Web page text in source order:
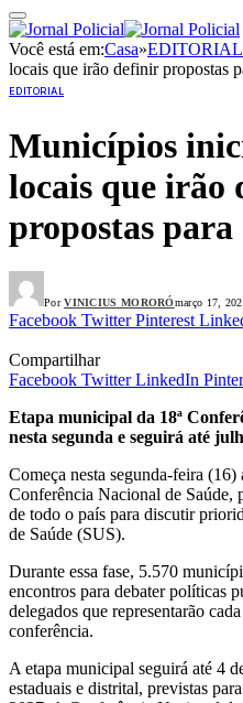
Você está em:Casa»EDITORIAL
locais que irão definir propostas
EDITORIAL
Municípios
locais que irão
propostas
Por VINICIUS MORORÓmarço 17,
Facebook Twitter Pinterest
Compartilhar
Facebook Twitter LinkedIn
Etapa municipal da 18ª
nesta segunda e seguirá até
Começa nesta segunda-feira (16)
Conferência Nacional de Saúde,
de todo o país para discutir
de Saúde (SUS).
Durante essa fase, 5.570
encontros para debater políticas
delegados que representarão
conferência.
A etapa municipal seguirá até 4
estaduais e distrital, previstas